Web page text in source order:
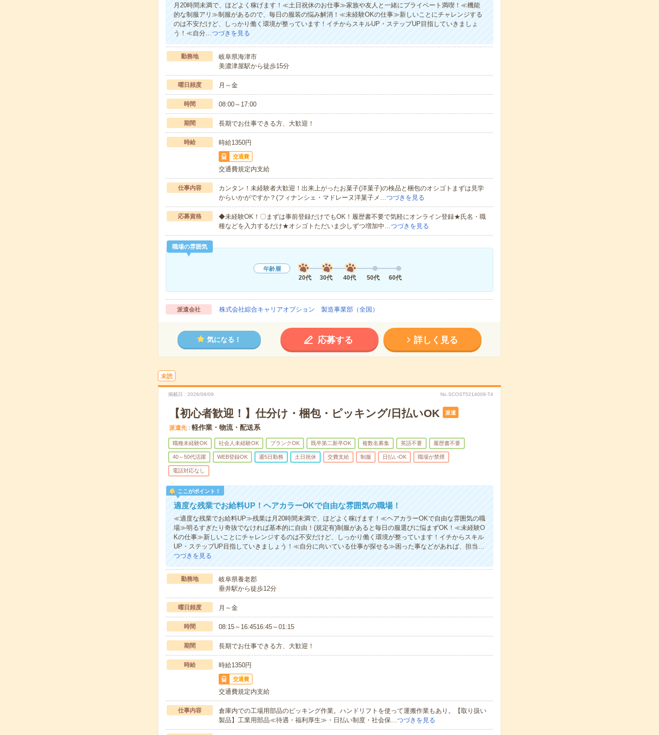
月20時間未満で、ほどよく稼げます！≪土日祝休のお仕事≫家族や友人と一緒にプライベート満喫！≪機能
的な制服アリ≫制服があるので、毎日の服装の悩み解消！≪未経験OKの仕事≫新しいことにチャレンジする
のは不安だけど、しっかり働く環境が整っています！イチからスキルUP・ステップUP目指していきましょ
う！≪自分…つづきを見る
勤務地
岐阜県海津市
美濃津屋駅から徒歩15分
曜日頻度 月～金
時間 08:00～17:00
期間 長期でお仕事できる方、大歓迎！
時給 時給1350円
交通費
交通費規定内支給
仕事内容
カンタン！未経験者大歓迎！出来上がったお菓子(洋菓子)の検品と梱包のオシゴトまずは見学
からいかがですか？(フィナンシェ・マドレーヌ洋菓子メ…つづきを見る
応募資格
◆未経験OK！〇まずは事前登録だけでもOK！履歴書不要で気軽にオンライン登録★氏名・職
種などを入力するだけ★オシゴトただいま少しずつ増加中…つづきを見る
職場の雰囲気
年齢層
20代
30代 40代 50代 60代
派遣会社 株式会社綜合キャリアオプション 製造事業部（全国）
気になる！ 応募する 詳しく見る
未読
掲載日 2026/08/09 No.SCOST5214008-T4
【初心者歓迎！】仕分け・梱包・ピッキング/日払いOK 派遣
派遣先 軽作業・物流・配送系
職種未経験OK 社会人未経験OK ブランクOK 既卒第二新卒OK 複数名募集 英語不要 履歴書不要
40～50代活躍 WEB登録OK 週5日勤務 土日祝休 交費支給 制服 日払いOK 職場が禁煙
電話対応なし
ここがポイント！
適度な残業でお給料UP！ヘアカラーOKで自由な雰囲気の職場！
≪適度な残業でお給料UP≫残業は月20時間未満で、ほどよく稼げます！≪ヘアカラーOKで自由な雰囲気の職
場≫明るすぎたり奇抜でなければ基本的に自由！(規定有)制服があると毎日の服選びに悩まずOK！≪未経験O
Kの仕事≫新しいことにチャレンジするのは不安だけど、しっかり働く環境が整っています！イチからスキル
UP・ステップUP目指していきましょう！≪自分に向いている仕事が探せる≫困った事などがあれば、担当…
つづきを見る
勤務地
岐阜県養老郡
垂井駅から徒歩12分
曜日頻度 月～金
時間 08:15～16:4516:45～01:15
期間 長期でお仕事できる方、大歓迎！
時給 時給1350円
交通費
交通費規定内支給
仕事内容
倉庫内での工場用部品のピッキング作業。ハンドリフトを使って運搬作業もあり。【取り扱い
製品】工業用部品≪待遇・福利厚生≫・日払い制度・社会保…つづきを見る